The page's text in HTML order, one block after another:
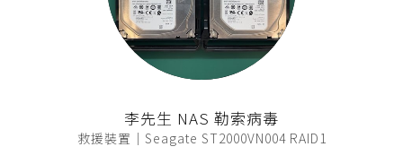
李先生 NAS 勒索病毒
救援裝置｜Seagate ST2000VN004 RAID1